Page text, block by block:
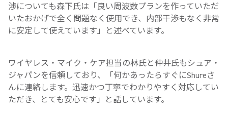
渉についても森下氏は「良い周波数プランを作っていただ
いたおかげで全く問題なく使用でき、内部干渉もなく非常
に安定して使えています」と述べています。
ワイヤレス・マイク・ケア担当の林氏と仲井氏もシュア・
ジャパンを信頼しており、「何かあったらすぐにShureさ
んに連絡します。迅速かつ丁寧でわかりやすく対応してい
ただき、とても安心です」と話しています。